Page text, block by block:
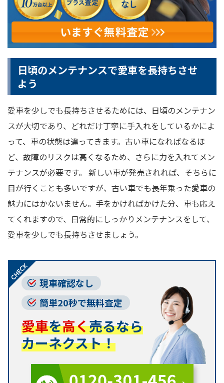
日頃のメンテナンスで愛車を長持ちさせ
よう
愛車を少しでも長持ちさせるためには、日頃のメンテナン
スが大切であり、どれだけ丁寧に手入れをしているかによ
って、車の状態は違ってきます。古い車になればなるほ
ど、故障のリスクは高くなるため、さらに力を入れてメン
テナンスが必要です。 新しい車が発売されれば、そちらに
目が行くことも多いですが、古い車でも長年乗った愛車の
魅力にはかないません。手をかければかけた分、車も応え
てくれますので、日常的にしっかりメンテナンスをして、
愛車を少しでも長持ちさせましょう。
現車確認なし
簡単20秒で無料査定
愛車を高く売るなら
カーネクスト！